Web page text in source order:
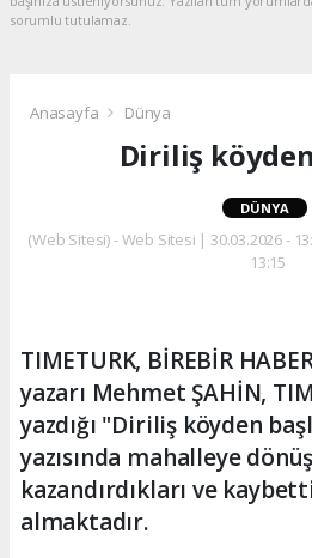
sorumlu tutulamaz.
Anasayfa Dünya
Diriliş
DÜNYA
(Web Sitesi) - Web Sitesi | 30.03.2026 -
13:15
TIMETURK, BİREBİR
yazarı Mehmet ŞAHİN,
yazdığı "Diriliş köyden
yazısında mahalleye
kazandırdıkları ve
almaktadır.